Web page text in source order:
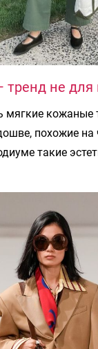
не для
мягкие кожаные
похожие
такие